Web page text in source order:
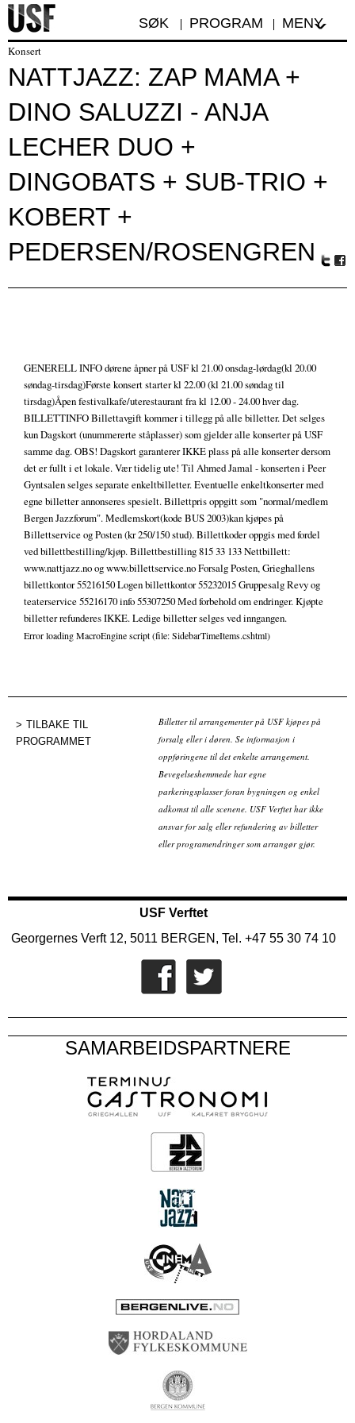
SØK PROGRAM MENY
Konsert
NATTJAZZ: ZAP MAMA +
DINO SALUZZI - ANJA
LECHER DUO +
DINGOBATS + SUB-TRIO +
KOBERT +
PEDERSEN/ROSENGREN
GENERELL INFO dørene åpner på USF kl 21.00 onsdag-lørdag(kl 20.00
søndag-tirsdag)Første konsert starter kl 22.00 (kl 21.00 søndag til
tirsdag)Åpen festivalkafe/uterestaurant fra kl 12.00 - 24.00 hver dag.
BILLETTINFO Billettavgift kommer i tillegg på alle billetter. Det selges
kun Dagskort (unummererte ståplasser) som gjelder alle konserter på USF
samme dag. OBS! Dagskort garanterer IKKE plass på alle konserter dersom
det er fullt i et lokale. Vær tidelig ute! Til Ahmed Jamal - konserten i Peer
Gyntsalen selges separate enkeltbilletter. Eventuelle enkeltkonserter med
egne billetter annonseres spesielt. Billettpris oppgitt som "normal/medlem
Bergen Jazzforum". Medlemskort(kode BUS 2003)kan kjøpes på
Billettservice og Posten (kr 250/150 stud). Billettkoder oppgis med fordel
ved billettbestilling/kjøp. Billettbestilling 815 33 133 Nettbillett:
www.nattjazz.no og www.billettservice.no Forsalg Posten, Grieghallens
billettkontor 55216150 Logen billettkontor 55232015 Gruppesalg Revy og
teaterservice 55216170 info 55307250 Med forbehold om endringer. Kjøpte
billetter refunderes IKKE. Ledige billetter selges ved inngangen.
Error loading MacroEngine script (file: SidebarTimeItems.cshtml)
TILBAKE TIL
PROGRAMMET
Billetter til arrangementer på USF kjøpes på
forsalg eller i døren. Se informasjon i
oppføringene til det enkelte arrangement.
Bevegelseshemmede har egne
parkeringsplasser foran bygningen og enkel
adkomst til alle scenene. USF Verftet har ikke
ansvar for salg eller refundering av billetter
eller programendringer som arrangør gjør.
USF Verftet
Georgernes Verft 12, 5011 BERGEN, Tel. +47 55 30 74 10
SAMARBEIDSPARTNERE